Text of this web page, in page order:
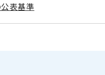
表基準